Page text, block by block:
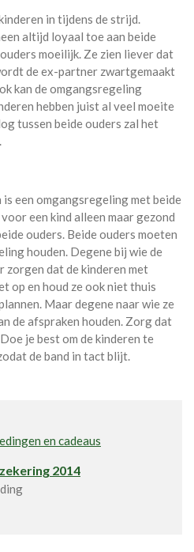
in tijdens de strijd.
altijd loyaal toe aan beide
moeilijk. Ze zien liever dat
de ex-partner zwartgemaakt
kan de omgangsregeling
hebben juist al veel moeite
tussen beide ouders zal het
een omgangsregeling met beide
een kind alleen maar gezond
ouders. Beide ouders moeten
houden. Degene bij wie de
zorgen dat de kinderen met
op en houd ze ook niet thuis
Maar degene naar wie ze
de afspraken houden. Zorg dat
je best om de kinderen te
de band in tact blijt.
en cadeaus
2014